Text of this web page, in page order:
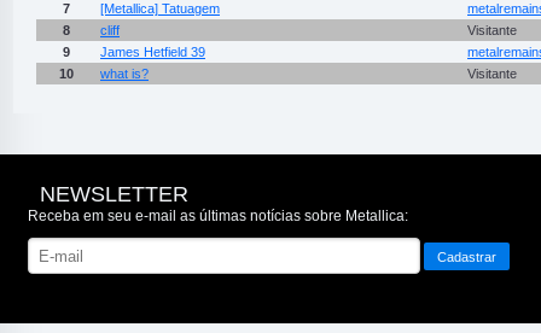
7
[Metallica] Tatuagem
8
cliff
Visitante
9
James Hetfield 39
10
what is? Visitante
NEWSLETTER
Receba em seu e-mail as últimas notícias sobre Metallica: